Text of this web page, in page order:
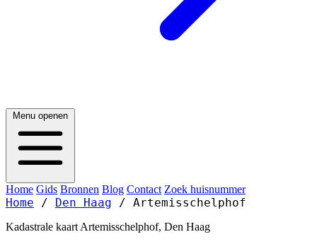
Menu openen
Home Gids Bronnen Blog Contact Zoek huisnummer
Home / Den Haag / Artemisschelphof
Kadastrale kaart Artemisschelphof, Den Haag